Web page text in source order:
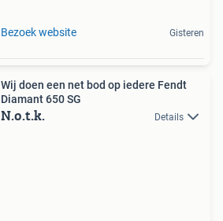
Bezoek website Gisteren
Wij doen een net bod op iedere Fendt
Diamant 650 SG
N.o.t.k. Details